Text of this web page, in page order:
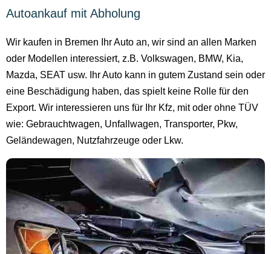
Autoankauf mit Abholung
Wir kaufen in Bremen Ihr Auto an, wir sind an allen Marken
oder Modellen interessiert, z.B. Volkswagen, BMW, Kia,
Mazda, SEAT usw. Ihr Auto kann in gutem Zustand sein oder
eine Beschädigung haben, das spielt keine Rolle für den
Export. Wir interessieren uns für Ihr Kfz, mit oder ohne TÜV
wie: Gebrauchtwagen, Unfallwagen, Transporter, Pkw,
Geländewagen, Nutzfahrzeuge oder Lkw.